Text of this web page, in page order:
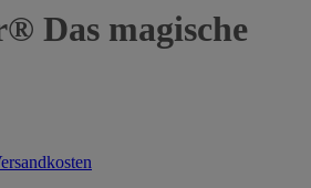
Das magische